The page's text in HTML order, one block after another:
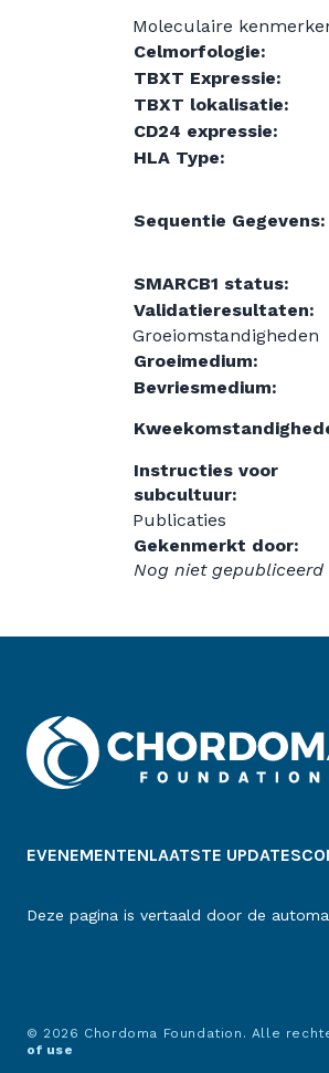
Moleculaire
Celmorfologie:
TBXT Expressie:
TBXT lokalisatie:
CD24 expressie:
HLA Type:
Sequentie Gegevens:
SMARCB1 status:
Validatieresultaten:
Groeiomstandigheden
Groeimedium:
Bevriesmedium:
Instructies voor
subcultuur:
Publicaties
Gekenmerkt door:
Nog niet gepubliceerd
EVENEMENTENLAATSTE UPDATES
Deze pagina is vertaald door de
© 2026 Chordoma Foundation. Alle
of use